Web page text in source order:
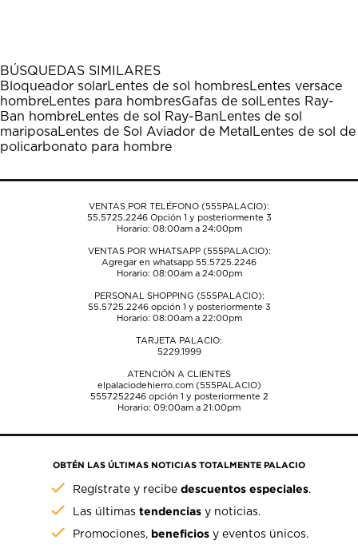
BÚSQUEDAS SIMILARES
Bloqueador solarLentes de sol hombresLentes versace
hombreLentes para hombresGafas de sol Lentes Ray-
Ban hombreLentes de sol Ray-BanLentes de sol
mariposaLentes de Sol Aviador de Metal Lentes de sol de
policarbonato para hombre
VENTAS POR TELÉFONO (555PALACIO):
55.5725.2246Opción 1 y posteriormente 3
Horario: 08:00am a 24:00pm
VENTAS POR WHATSAPP (555PALACIO):
Agregar en whatsapp 55.5725.2246
Horario: 08:00am a 24:00pm
PERSONAL SHOPPING (555PALACIO):
55.5725.2246opción 1 y posteriormente 3
Horario: 08:00am a 22:00pm
TARJETA PALACIO:
5229.1999
ATENCIÓN A CLIENTES
elpalaciodehierro.com (555PALACIO)
5557252246opción 1 y posteriormente 2
Horario: 09:00am a 21:00pm
OBTÉN LAS ÚLTIMAS NOTICIAS TOTALMENTE PALACIO
Regístrate y recibedescuentos especiales.
Las últimastendencias y noticias.
Promociones, beneficios y eventos únicos.